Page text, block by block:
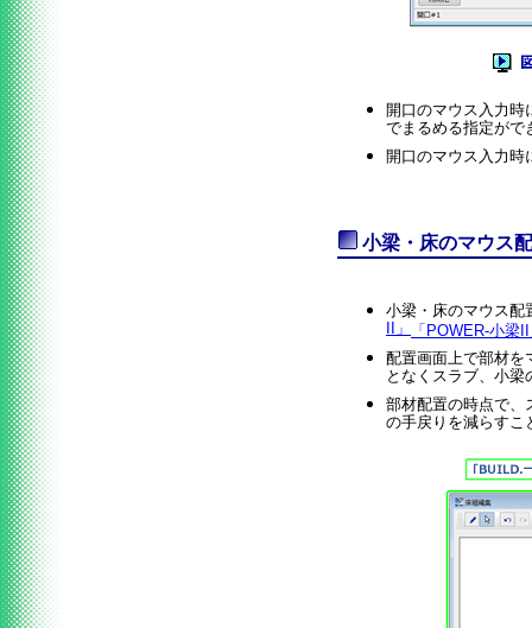
開口のマウス入力時
でまるめる指定がで
開口のマウス入力時
小梁・床のマウス
小梁・床のマウス配
II」
「POWER-小梁
配置画面上で部材を
となくスラブ、小
部材配置の時点で、
の手戻りを減らすこ